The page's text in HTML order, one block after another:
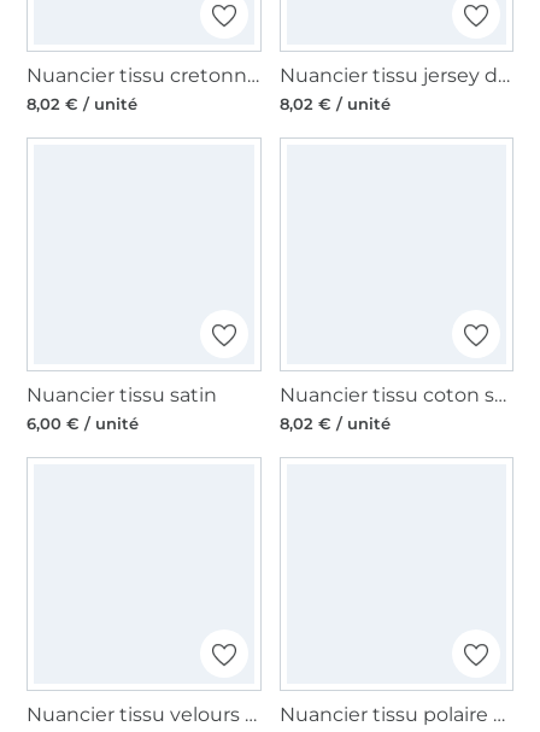
Nuancier tissu cretonne de coton
8,02 € / unité
Nuancier tissu jersey de coton Sopo
8,02 € / unité
Nuancier tissu satin
6,00 € / unité
Nuancier tissu coton sergé, Twill
8,02 € / unité
Nuancier tissu velours côtelé uni à grosses côtes Nuancier tissu polaire anti-boulochage